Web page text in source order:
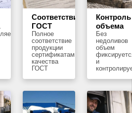
Соответствие
ГОСТ
Полное
соответствие
продукции
сертификатам
качества
ГОСТ
Контроль
объема
Без
недоливов
объем
и